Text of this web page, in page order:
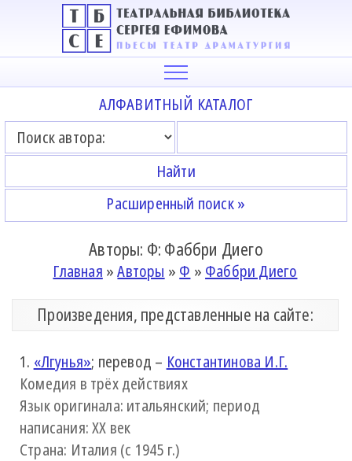
АЛФАВИТНЫЙ КАТАЛОГ
Расширенный поиск »
Авторы: Ф: Фаббри Диего
Главная »Авторы » Ф » Фаббри Диего
Произведения, представленные на сайте:
1. «Лгунья»; перевод – Константинова И.Г.
Комедия в трёх действиях
Язык оригинала: итальянский; период
написания: XX век
Страна: Италия (с 1945 г.)